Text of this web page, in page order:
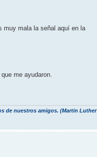
muy mala la señal aquí en la
me ayudaron.
de nuestros amigos. (Martin Luther